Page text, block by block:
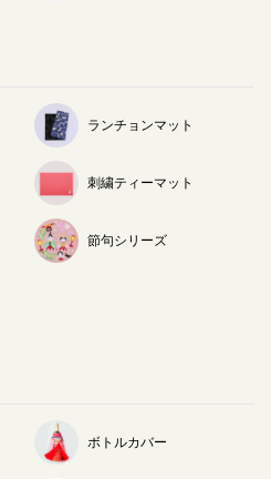
ランチョンマット
刺繍ティーマット
節句シリーズ
ボトルカバー